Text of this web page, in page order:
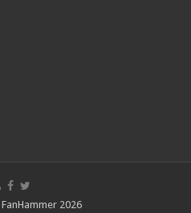
2026